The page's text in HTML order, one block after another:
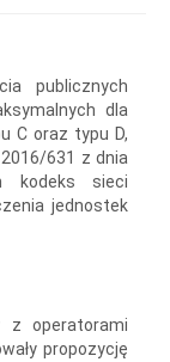
publicznych
dla
C oraz typu D,
631 z dnia
kodeks sieci
jednostek
z operatorami
propozycję